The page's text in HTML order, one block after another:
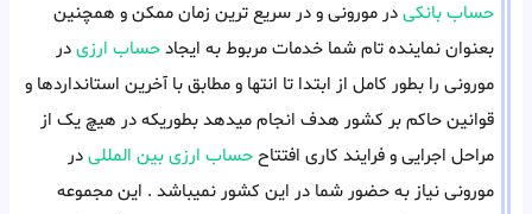
حساب بانکیدر مورونی و در سریع ترین زمان ممکن و همچنین
بعنوان نماینده تام شما خدمات مربوط به ایجادحساب ارزیدر
مورونی را بطور کامل از ابتدا تا انتها و مطابق با آخرین استانداردها و
قوانین حاکم بر کشور هدف انجام میدهد بطوریکه در هیچ یک از
مراحل اجرایی و فرایند کاری افتتاححساب ارزی بین المللیدر
مورونی نیاز به حضور شما در این کشور نمیباشد . این مجموعه